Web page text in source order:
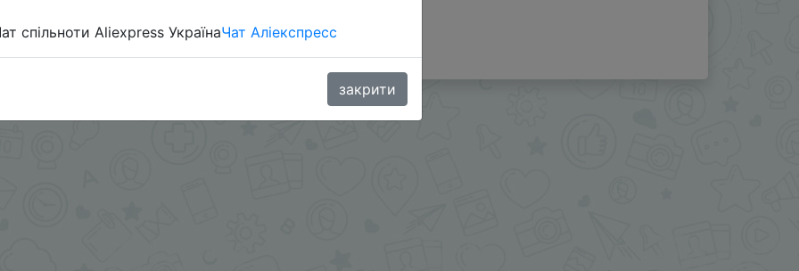
%2B8jHVizJO6XY3M2Qy
спільноти Aliexpress УкраїнаЧат Аліекспресс
закрити